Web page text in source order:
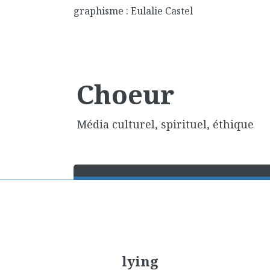
graphisme : Eulalie Castel
Choeur
Média culturel, spirituel, éthique
lying